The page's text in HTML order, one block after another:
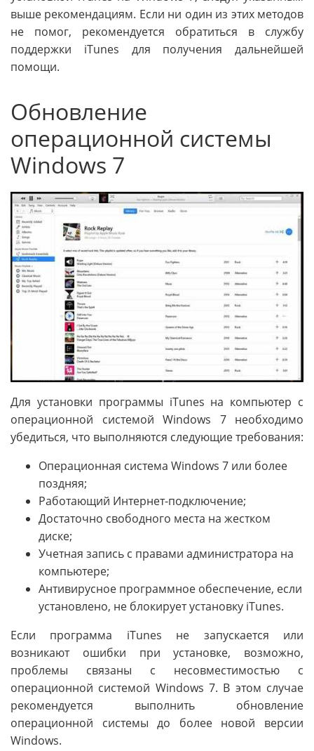
выше рекомендациям. Если ни один из этих методов
не помог, рекомендуется обратиться в службу
поддержки iTunes для получения дальнейшей
помощи.
Обновление
операционной системы
Windows 7
Для установки программы iTunes на компьютер с
операционной системой Windows 7 необходимо
убедиться, что выполняются следующие требования:
Операционная система Windows 7 или более
поздняя;
Работающий Интернет-подключение;
Достаточно свободного места на жестком
диске;
Учетная запись с правами администратора на
компьютере;
Антивирусное программное обеспечение, если
установлено, не блокирует установку iTunes.
Если программа iTunes не запускается или
возникают ошибки при установке, возможно,
проблемы связаны с несовместимостью с
операционной системой Windows 7. В этом случае
рекомендуется выполнить обновление
операционной системы до более новой версии
Windows.